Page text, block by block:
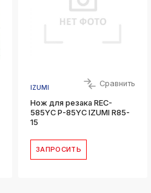
IZUMI Сравнить
Нож для резака REC-
585YC P-85YC IZUMI R85-
15
ЗАПРОСИТЬ